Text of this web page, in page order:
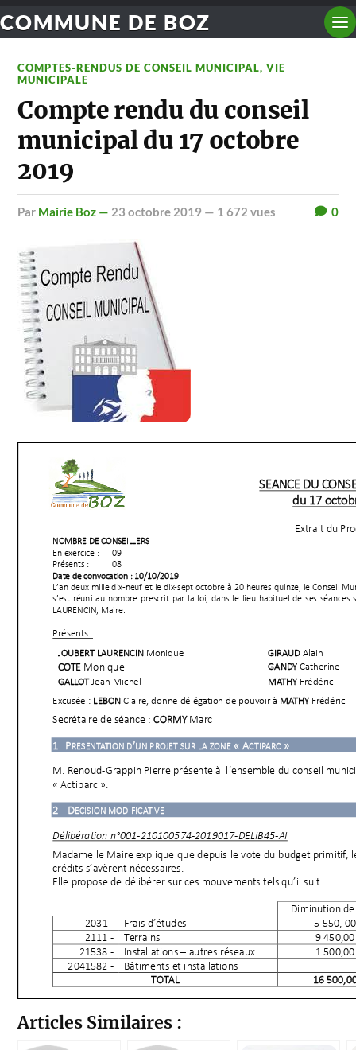
COMMUNE DE BOZ
COMPTES-RENDUS DE CONSEIL MUNICIPAL,VIE
MUNICIPALE
Compte rendu du conseil
municipal du 17 octobre
2019
par Mairie Boz — 23 octobre 2019 — 1 672 vues 0
Articles Similaires :